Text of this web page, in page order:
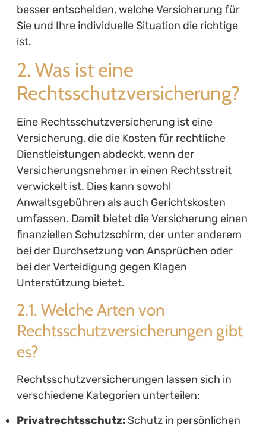
3. Abgedeckte Risiken in der
Rechtsschutzversicherung
3.1. Privatrechtsschutz
Im privaten Bereich können sich zahlreiche
Rechtsschutzversicherung deckt
typischerweise folgende Risiken ab:
Mietrecht:Unterstützung bei Streitigkeiten
über Mietverträge, Kündigungen oder
Nebenkostenabrechnungen.
Kaufrecht:Hilfe bei Problemen mit Käufen, sei
es im Einzelhandel oder online. Dies umfasst
auch Rückabwicklungen.
Nachbarschaftsrecht:Abwehr von
Unterlassungsansprüchen oder Klagen
3.2. Berufsrechtsschutz
Im beruflichen Umfeld kann es zu Konflikten
sollten. Zu den Risiken gehören:
Kündigungsschutz:
Anfechtung von Kündigungen oder